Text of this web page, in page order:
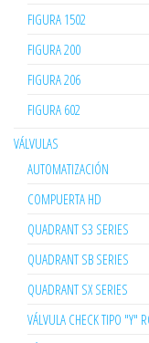
FIGURA 1502
FIGURA 200
FIGURA 206
FIGURA 602
VÁLVULAS
AUTOMATIZACIÓN
COMPUERTA HD
QUADRANT S3 SERIES
QUADRANT SB SERIES
QUADRANT SX SERIES
VÁLVULA CHECK TIPO "Y"